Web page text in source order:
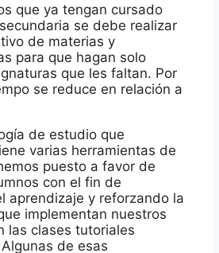
que ya tengan cursado
se debe realizar
de materias y
para que hagan solo
que les faltan. Por
se reduce en relación a
de estudio que
varias herramientas de
puesto a favor de
con el fin de
aprendizaje y reforzando la
implementan nuestros
las clases tutoriales
de esas